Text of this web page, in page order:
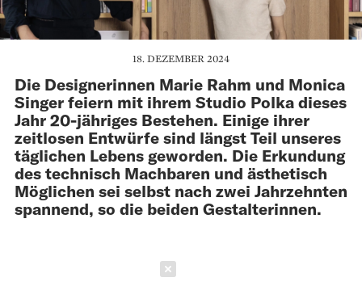
18. DEZEMBER 2024
Die Designerinnen Marie Rahm und Monica
Singer feiern mit ihrem Studio Polka dieses
Jahr 20-jähriges Bestehen. Einige ihrer
zeitlosen Entwürfe sind längst Teil unseres
täglichen Lebens geworden. Die Erkundung
des technisch Machbaren und ästhetisch
Möglichen sei selbst nach zwei Jahrzehnten
spannend, so die beiden Gestalterinnen.